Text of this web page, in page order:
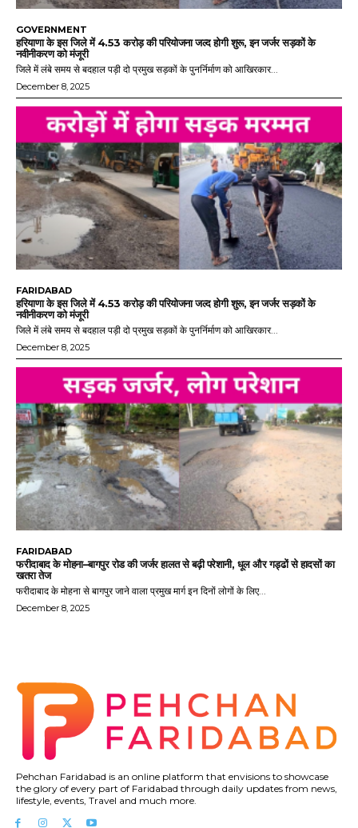
GOVERNMENT
हरियाणा के इस जिले में 4.53 करोड़ की परियोजना जल्द होगी शुरू, इन जर्जर सड़कों के
नवीनीकरण को मंजूरी
जिले में लंबे समय से बदहाल पड़ी दो प्रमुख सड़कों के पुनर्निर्माण को आखिरकार...
December 8, 2025
FARIDABAD
हरियाणा के इस जिले में 4.53 करोड़ की परियोजना जल्द होगी शुरू, इन जर्जर सड़कों के
नवीनीकरण को मंजूरी
जिले में लंबे समय से बदहाल पड़ी दो प्रमुख सड़कों के पुनर्निर्माण को आखिरकार...
December 8, 2025
FARIDABAD
फरीदाबाद के मोहना–बागपुर रोड की जर्जर हालत से बढ़ी परेशानी, धूल और गड्ढों से हादसों का
खतरा तेज
फरीदाबाद के मोहना से बागपुर जाने वाला प्रमुख मार्ग इन दिनों लोगों के लिए...
December 8, 2025
Pehchan Faridabad is an online platform that envisions to showcase
the glory of every part of Faridabad through daily updates from news,
lifestyle, events, Travel and much more.